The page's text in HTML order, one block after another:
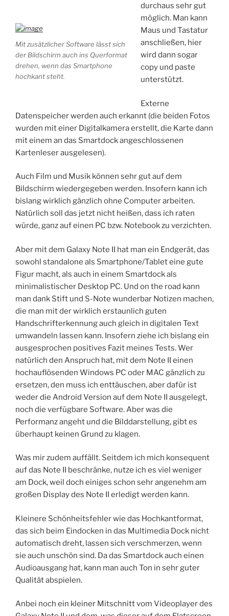
Mit zusätzlicher Software lässt sich
der Bildschirm auch ins Querformat
drehen, wenn das Smartphone
hochkant steht.
durchaus sehr gut
möglich. Man kann
Maus und Tastatur
anschließen, hier
wird dann sogar
copy und paste
unterstützt.
Externe
Datenspeicher werden auch erkannt (die beiden Fotos
wurden mit einer Digitalkamera erstellt, die Karte dann
mit einem an das Smartdock angeschlossenen
Kartenleser ausgelesen).
Auch Film und Musik können sehr gut auf dem
Bildschirm wiedergegeben werden. Insofern kann ich
bislang wirklich gänzlich ohne Computer arbeiten.
Natürlich soll das jetzt nicht heißen, dass ich raten
würde, ganz auf einen PC bzw. Notebook zu verzichten.
Aber mit dem Galaxy Note II hat man ein Endgerät, das
sowohl standalone als Smartphone/Tablet eine gute
Figur macht, als auch in einem Smartdock als
minimalistischer Desktop PC. Und on the road kann
man dank Stift und S-Note wunderbar Notizen machen,
die man mit der wirklich erstaunlich guten
Handschrifterkennung auch gleich in digitalen Text
umwandeln lassen kann. Insofern ziehe ich bislang ein
ausgesprochen positives Fazit meines Tests. Wer
natürlich den Anspruch hat, mit dem Note II einen
hochauflösenden Windows PC oder MAC gänzlich zu
ersetzen, den muss ich enttäuschen, aber dafür ist
weder die Android Version auf dem Note II ausgelegt,
noch die verfügbare Software. Aber was die
Performanz angeht und die Bilddarstellung, gibt es
überhaupt keinen Grund zu klagen.
Was mir zudem auffällt. Seitdem ich mich konsequent
auf das Note II beschränke, nutze ich es viel weniger
am Dock, weil doch einiges schon sehr angenehm am
großen Display des Note II erledigt werden kann.
Kleinere Schönheitsfehler wie das Hochkantformat,
das sich beim Eindocken in das Multimedia Dock nicht
automatisch dreht, lassen sich verschmerzen, wenn
sie auch unschön sind. Da das Smartdock auch einen
Audioausgang hat, kann man auch Ton in sehr guter
Qualität abspielen.
Anbei noch ein kleiner Mitschnitt vom Videoplayer des